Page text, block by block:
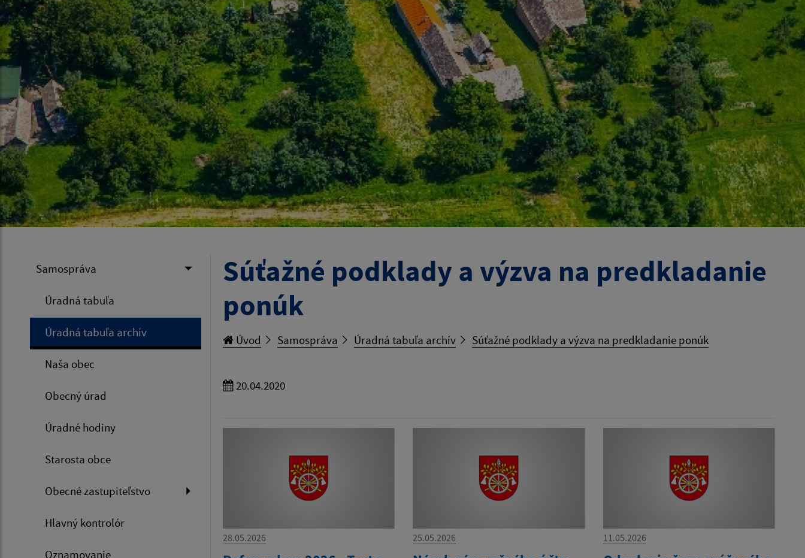
Samospráva
Úradná tabuľa
Úradná tabuľa archív
Naša obec
Obecný úrad
Úradné hodiny
Starosta obce
Obecné zastupiteľstvo
Hlavný kontrolór
Oznamovanie
Súťažné podklady a výzva na predkladanie
ponúk
Úvod Samospráva Úradná tabuľa archív Súťažné podklady a výzva na predkladanie ponúk
20.04.2020
28.05.2026 25.05.2026 11.05.2026